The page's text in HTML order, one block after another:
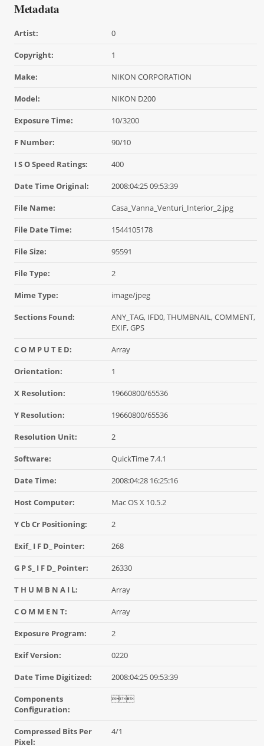
Metadata
Artist: 0
Copyright: 1
Make: NIKON CORPORATION
Model: NIKON D200
Exposure Time: 10/3200
F Number: 90/10
I S O Speed Ratings: 400
Date Time Original: 2008:04:25 09:53:39
File Name: Casa_Vanna_Venturi_Interior_2.jpg
File Date Time: 1544105178
File Size: 95591
File Type: 2
Mime Type: image/jpeg
Sections Found:
ANY_TAG, IFD0, THUMBNAIL, COMMENT,
EXIF, GPS
C O M P U T E D: Array
Orientation: 1
X Resolution: 19660800/65536
Y Resolution: 19660800/65536
Resolution Unit: 2
Software: QuickTime 7.4.1
Date Time: 2008:04:28 16:25:16
Host Computer: Mac OS X 10.5.2
Y Cb Cr Positioning: 2
Exif_ I F D_ Pointer: 268
G P S_ I F D_ Pointer: 26330
T H U M B N A I L: Array
C O M M E N T: Array
Exposure Program: 2
Exif Version: 0220
Date Time Digitized: 2008:04:25 09:53:39
Components
Configuration:

Compressed Bits Per
Pixel:
4/1